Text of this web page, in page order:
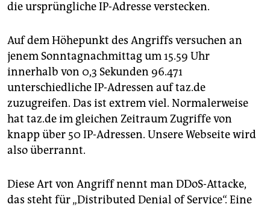
die ursprüngliche IP-Adresse verstecken.
Auf dem Höhepunkt des Angriffs versuchen an
jenem Sonntagnachmittag um 15.59 Uhr
innerhalb von 0,3 Sekunden 96.471
unterschiedliche IP-­Adressen auf taz.de
zuzugreifen. Das ist extrem viel. Normalerweise
hat taz.de im gleichen Zeitraum Zugriffe von
knapp über 50 IP-Adressen. Unsere Webseite wird
also überrannt.
Diese Art von Angriff nennt man DDoS-Attacke,
das steht für „Distributed Denial of Service“. Eine